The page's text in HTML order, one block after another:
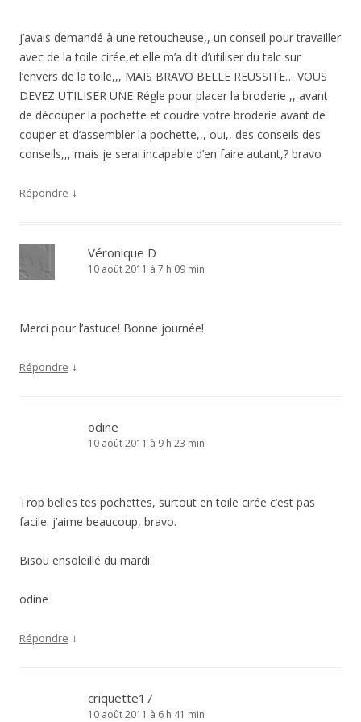
j’avais demandé à une retoucheuse,, un conseil pour travailler
avec de la toile cirée,et elle m’a dit d’utiliser du talc sur
l’envers de la toile,,, MAIS BRAVO BELLE REUSSITE… VOUS
DEVEZ UTILISER UNE Régle pour placer la broderie ,, avant
de découper la pochette et coudre votre broderie avant de
couper et d’assembler la pochette,,, oui,, des conseils des
conseils,,, mais je serai incapable d’en faire autant,? bravo
Répondre ↓
Véronique D
10 août 2011 à 7 h 09 min
Merci pour l’astuce! Bonne journée!
Répondre ↓
odine
10 août 2011 à 9 h 23 min
Trop belles tes pochettes, surtout en toile cirée c’est pas
facile. j’aime beaucoup, bravo.
Bisou ensoleillé du mardi.
odine
Répondre ↓
criquette17
10 août 2011 à 6 h 41 min